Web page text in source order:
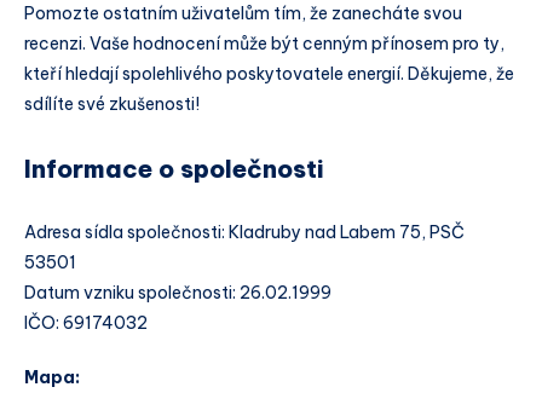
Pomozte ostatním uživatelům tím, že zanecháte svou
recenzi. Vaše hodnocení může být cenným přínosem pro ty,
kteří hledají spolehlivého poskytovatele energií. Děkujeme, že
sdílíte své zkušenosti!
Informace o společnosti
Adresa sídla společnosti: Kladruby nad Labem 75, PSČ
53501
Datum vzniku společnosti: 26.02.1999
IČO: 69174032
Mapa: